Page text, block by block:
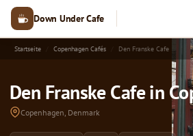
Down Under Cafe
Startseite Copenhagen Cafés Den Franske Cafe
Den Franske Cafe in
Copenhagen, Denmark